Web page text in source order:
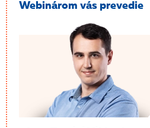
Webinárom vás prevedie